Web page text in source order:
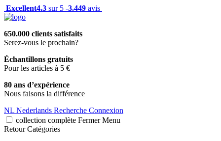
Excellent4.3 sur 5 -3.449 avis
650.000 clients satisfaits
Serez-vous le prochain?
Échantillons gratuits
Pour les articles à 5 €
80 ans d’expérience
Nous faisons la différence
NL Nederlands Recherche Connexion
collection complète Fermer Menu
Retour Catégories